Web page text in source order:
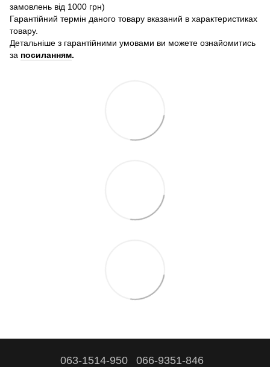
замовлень від 1000 грн)
Гарантійний термін даного товару вказаний в характеристиках
товару.
Детальніше з гарантійними умовами ви можете ознайомитись
за посиланням.
063-1514-950 066-9351-846